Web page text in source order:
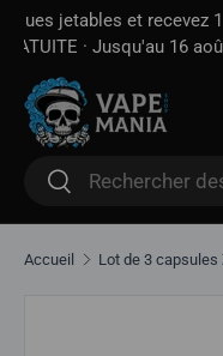
Aller directement au
Livraison gratuite à
incluse —
Rechercher
Rechercher
Accueil Lot de 3 capsules